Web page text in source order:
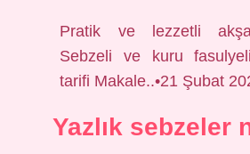
Pratik ve lezzetli
Sebzeli ve kuru
tarifi Makale..•21 Şubat
Yazlık sebzeler